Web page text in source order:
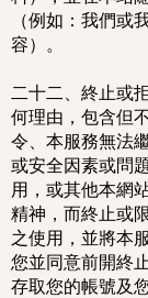
（例如：我們
容）。
二十二、終止或
何理由，包含但
令、本服務無法
或安全因素或問
用，或其他本網
精神，而終止或
之使用，並將本
您並同意前開終
存取您的帳號及